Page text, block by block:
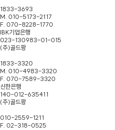
1833-3693
M. 010-5173-2117
F. 070-8228-1770
IBK기업은행
023-130983-01-015
(주)골드팡
1833-3320
M. 010-4983-3320
F. 070-7589-3320
신한은행
140-012-635411
(주)골드팡
010-2559-1211
F. 02-318-0525